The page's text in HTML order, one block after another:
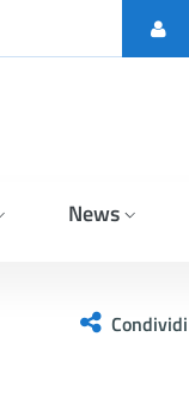
News
Condividi